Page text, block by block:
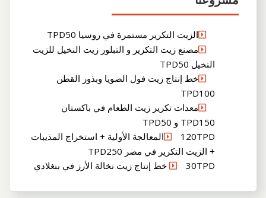
الزيت التكرير مستمرة في روسيا TPD50
مصنع زيت التكرير و التبلور زيت النخيل للزيت
النخيل TPD50
خط إنتاج زيت فول الصويا وبذور القطن
TPD100
معدات تكرير زيت الطعام في باكستان
TPD150 و TPD50
120TPDالمعالجة الأولية + استخراج المذيبات
+ الزيت التكرير في مصر TPD250
30TPD خط إنتاج زيت نخالة الأرز في بنغلادي